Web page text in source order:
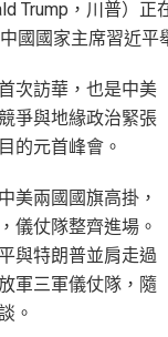
Trump，川普）
國國家主席習近平
次訪華，也是中美
爭與地緣政治緊張
的元首峰會。
美兩國國旗高掛，
儀仗隊整齊進場。
與特朗普並肩走過
軍三軍儀仗隊，隨
。